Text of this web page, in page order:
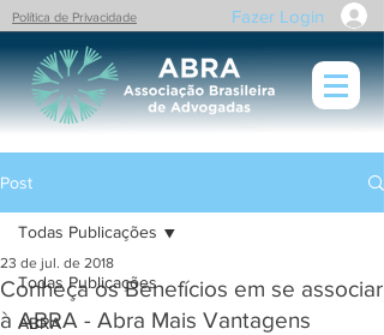
Política de Privacidade Fazer Login
Post
Todas Publicações
ABRA
Todas Publicações
Conheça os Benefícios em se associar
à ABRA - Abra Mais Vantagens
23 de jul. de 2018